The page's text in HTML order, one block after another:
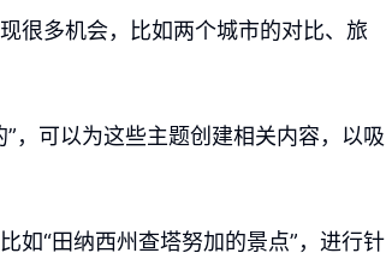
很多机会，比如两个城市的对比、旅
，可以为这些主题创建相关内容，以吸
如“田纳西州查塔努加的景点”，进行针